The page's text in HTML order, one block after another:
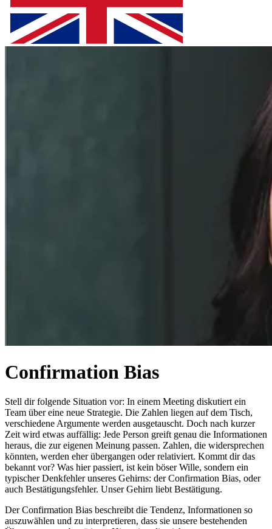
Confirmation Bias
Stell dir folgende Situation vor: In einem Meeting diskutiert ein
Team über eine neue Strategie. Die Zahlen liegen auf dem Tisch,
verschiedene Argumente werden ausgetauscht. Doch nach kurzer
Zeit wird etwas auffällig: Jede Person greift genau die Informationen
heraus, die zur eigenen Meinung passen. Zahlen, die widersprechen
könnten, werden eher übergangen oder relativiert. Kommt dir das
bekannt vor? Was hier passiert, ist kein böser Wille, sondern ein
typischer Denkfehler unseres Gehirns: der Confirmation Bias, oder
auch Bestätigungsfehler. Unser Gehirn liebt Bestätigung.
Der Confirmation Bias beschreibt die Tendenz, Informationen so
auszuwählen und zu interpretieren, dass sie unsere bestehenden